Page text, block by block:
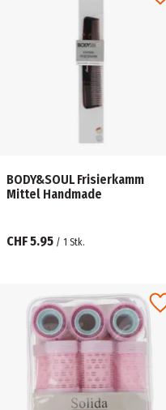
BODY&SOUL Frisierkamm
Mittel Handmade
CHF 5.95 / 1 Stk.